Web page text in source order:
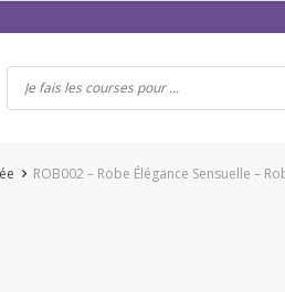
ROB002 – Robe Élégance Sensuelle –